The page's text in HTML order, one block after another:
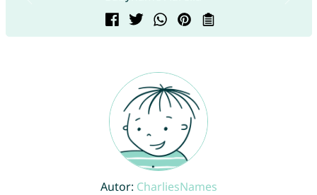
Autor: CharliesNames